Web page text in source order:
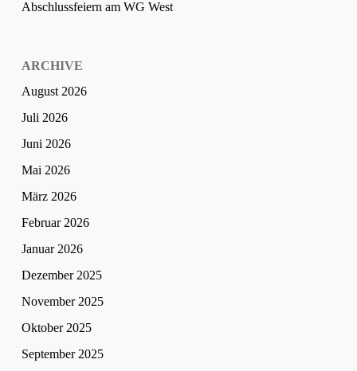
Abschlussfeiern am WG West
ARCHIVE
August 2026
Juli 2026
Juni 2026
Mai 2026
März 2026
Februar 2026
Januar 2026
Dezember 2025
November 2025
Oktober 2025
September 2025